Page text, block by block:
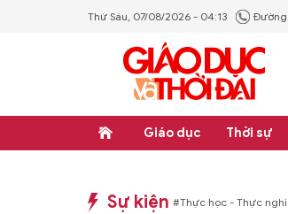
Thứ Sáu, 07/08/2026 - 04:13 Đường
Giáo dục Thời sự
Sự kiện
văn bản quy phạm pháp luật #Thực học - Thực